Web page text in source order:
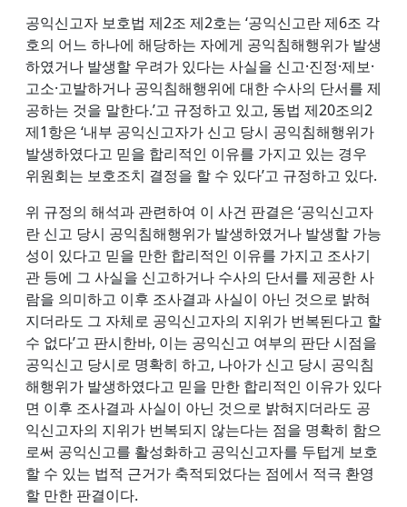
공익신고자 보호법 제2조 제2호는 ‘공익신고란 제6조 각
호의 어느 하나에 해당하는 자에게 공익침해행위가 발생
하였거나 발생할 우려가 있다는 사실을 신고·진정·제보·
고소·고발하거나 공익침해행위에 대한 수사의 단서를 제
공하는 것을 말한다.’고 규정하고 있고, 동법 제20조의2
제1항은 ‘내부 공익신고자가 신고 당시 공익침해행위가
발생하였다고 믿을 합리적인 이유를 가지고 있는 경우
위원회는 보호조치 결정을 할 수 있다’고 규정하고 있다.
위 규정의 해석과 관련하여 이 사건 판결은 ‘공익신고자
란 신고 당시 공익침해행위가 발생하였거나 발생할 가능
성이 있다고 믿을 만한 합리적인 이유를 가지고 조사기
관 등에 그 사실을 신고하거나 수사의 단서를 제공한 사
람을 의미하고 이후 조사결과 사실이 아닌 것으로 밝혀
지더라도 그 자체로 공익신고자의 지위가 번복된다고 할
수 없다’고 판시한바, 이는 공익신고 여부의 판단 시점을
공익신고 당시로 명확히 하고, 나아가 신고 당시 공익침
해행위가 발생하였다고 믿을 만한 합리적인 이유가 있다
면 이후 조사결과 사실이 아닌 것으로 밝혀지더라도 공
익신고자의 지위가 번복되지 않는다는 점을 명확히 함으
로써 공익신고를 활성화하고 공익신고자를 두텁게 보호
할 수 있는 법적 근거가 축적되었다는 점에서 적극 환영
할 만한 판결이다.